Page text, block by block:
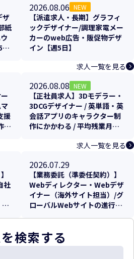
ザ
紙
日
2026.08.06 NEW
【派遣求人・長期】グラフィ
ックデザイナー/調理家電メー
カーのweb広告・販促物デザ
イン【週5日】
求人一覧を見る
援
/
2026.08.08 NEW
【正社員求人】3Dモデラー・
3DCGデザイナー / 英単語・英
会話アプリのキャラクター制
作にかかわる / 平均残業月
求人一覧を見る
社
2026.07.29
【業務委託（準委任契約）】
Webディレクター・Webデザ
イナー（海外サイト担当）/グ
ローバルWebサイトの進行管
検索する